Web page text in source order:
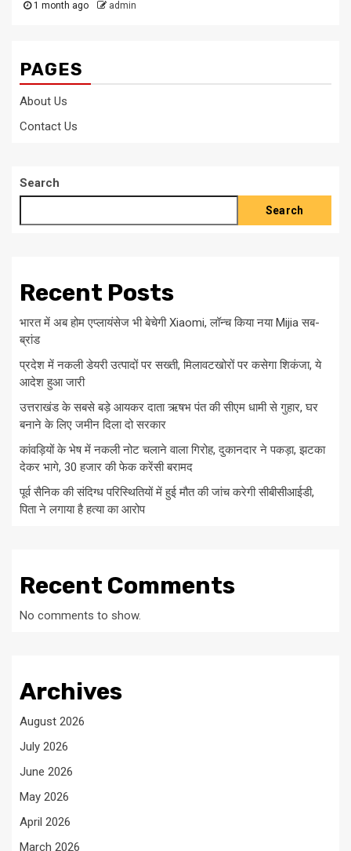
1 month ago admin
PAGES
About Us
Contact Us
Search
Search
Recent Posts
भारत में अब होम एप्लायंसेज भी बेचेगी Xiaomi, लॉन्च किया नया Mijia सब-
ब्रांड
प्रदेश में नकली डेयरी उत्पादों पर सख्ती, मिलावटखोरों पर कसेगा शिकंजा, ये
आदेश हुआ जारी
उत्तराखंड के सबसे बड़े आयकर दाता ऋषभ पंत की सीएम धामी से गुहार, घर
बनाने के लिए जमीन दिला दो सरकार
कांवड़ियों के भेष में नकली नोट चलाने वाला गिरोह, दुकानदार ने पकड़ा, झटका
देकर भागे, 30 हजार की फेक करेंसी बरामद
पूर्व सैनिक की संदिग्ध परिस्थितियों में हुई मौत की जांच करेगी सीबीसीआईडी,
पिता ने लगाया है हत्या का आरोप
Recent Comments
No comments to show.
Archives
August 2026
July 2026
June 2026
May 2026
April 2026
March 2026